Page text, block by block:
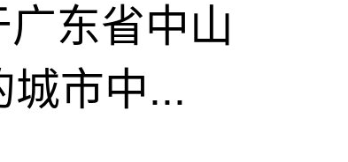
东省中山
城市中...